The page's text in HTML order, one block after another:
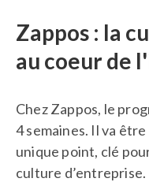
Zappos : la
au coeur de
Chez Zappos, le
4 semaines. Il va
unique point, clé
culture d’entreprise.